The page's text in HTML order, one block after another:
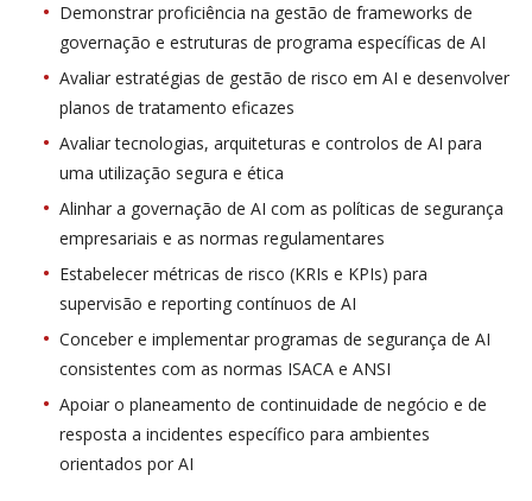
Demonstrar proficiência na gestão de frameworks de
governação e estruturas de programa específicas de AI
Avaliar estratégias de gestão de risco em AI e desenvolver
planos de tratamento eficazes
Avaliar tecnologias, arquiteturas e controlos de AI para
uma utilização segura e ética
Alinhar a governação de AI com as políticas de segurança
empresariais e as normas regulamentares
Estabelecer métricas de risco (KRIs e KPIs) para
supervisão e reporting contínuos de AI
Conceber e implementar programas de segurança de AI
consistentes com as normas ISACA e ANSI
Apoiar o planeamento de continuidade de negócio e de
resposta a incidentes específico para ambientes
orientados por AI